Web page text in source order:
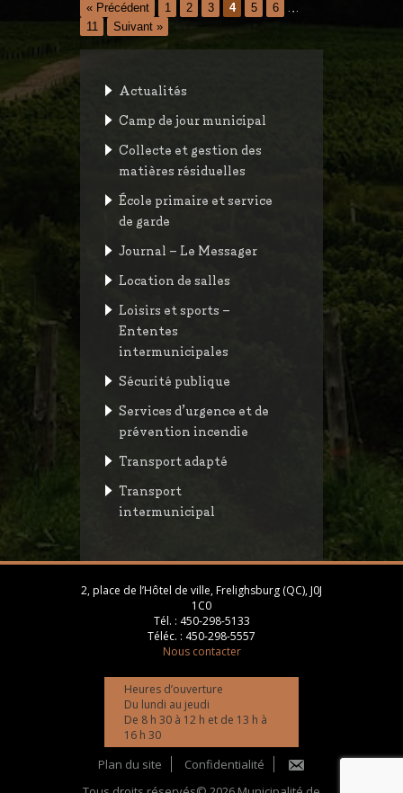
« Précédent 1 2 3 4 5 6
…
11
Suivant »
Actualités
Camp de jour municipal
Collecte et gestion des
matières résiduelles
École primaire et service
de garde
Journal – Le Messager
Location de salles
Loisirs et sports –
Ententes
intermunicipales
Sécurité publique
Services d’urgence et de
prévention incendie
Transport adapté
Transport
intermunicipal
2, place de l’Hôtel de ville, Frelighsburg (QC), J0J
1C0
Tél. : 450-298-5133
Téléc. : 450-298-5557
Nous contacter
Heures d’ouverture
Du lundi au jeudi
De 8 h 30 à 12 h et de 13 h à
16 h 30
Plan du site
Confidentialité